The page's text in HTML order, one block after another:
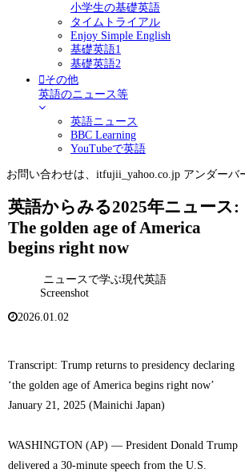
小学生の基礎英語
タイムトライアル
Enjoy Simple English
基礎英語1
基礎英語2
その他
英語のニュース等
英語ニュース
BBC Learning
YouTubeで英語
お問い合わせは、itfujii_yahoo.co.jp アンダーバ
英語からみる2025年ニュース:
The golden age of America
begins right now
ニュースで学ぶ現代英語
Screenshot
2026.01.02
Transcript: Trump returns to presidency declaring
‘the golden age of America begins right now’
January 21, 2025 (Mainichi Japan)
WASHINGTON (AP) — President Donald Trump
delivered a 30-minute speech from the U.S.